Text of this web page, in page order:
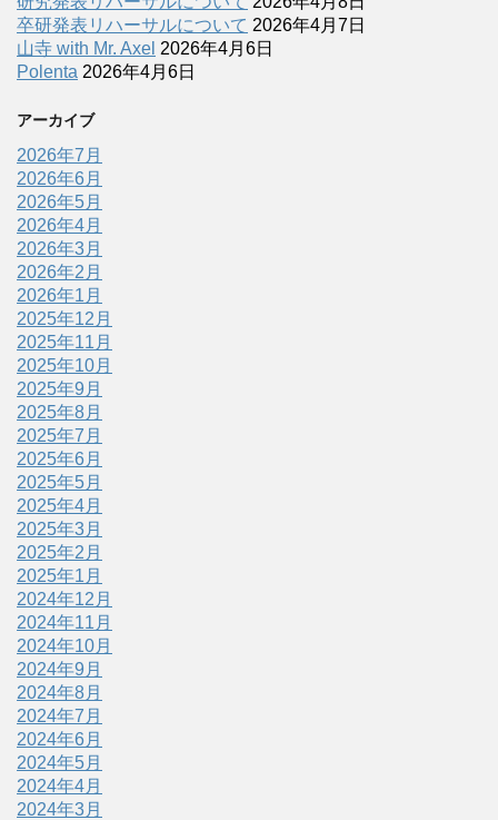
卒研発表リハーサルについて 2026年4月7日
山寺 with Mr. Axel 2026年4月6日
Polenta 2026年4月6日
アーカイブ
2026年7月
2026年6月
2026年5月
2026年4月
2026年3月
2026年2月
2026年1月
2025年12月
2025年11月
2025年10月
2025年9月
2025年8月
2025年7月
2025年6月
2025年5月
2025年4月
2025年3月
2025年2月
2025年1月
2024年12月
2024年11月
2024年10月
2024年9月
2024年8月
2024年7月
2024年6月
2024年5月
2024年4月
2024年3月